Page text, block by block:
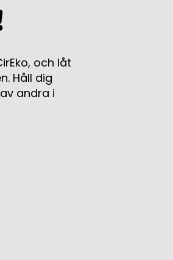
och låt
Håll dig
andra i